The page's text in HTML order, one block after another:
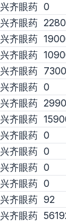
兴齐眼药 0
兴齐眼药
兴齐眼药
兴齐眼药
兴齐眼药 7300
兴齐眼药 0
兴齐眼药
兴齐眼药
兴齐眼药 0
兴齐眼药 0
兴齐眼药 0
兴齐眼药 0
兴齐眼药 92
兴齐眼药